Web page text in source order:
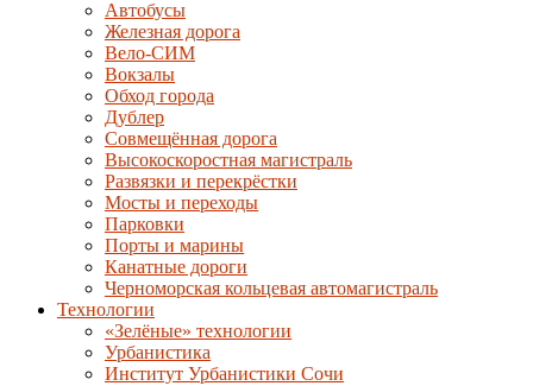
Автобусы
Железная дорога
Вело-СИМ
Вокзалы
Обход города
Дублер
Совмещённая дорога
Высокоскоростная магистраль
Развязки и перекрёстки
Мосты и переходы
Парковки
Порты и марины
Канатные дороги
Черноморская кольцевая автомагистраль
Технологии
«Зелёные» технологии
Урбанистика
Институт Урбанистики Сочи